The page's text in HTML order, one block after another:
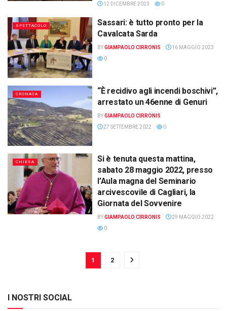
12 DICEMBRE 2023
0
SPETTACOLO
Sassari: è tutto pronto per la
Cavalcata Sarda
BYGIAMPAOLO CIRRONIS
16 MAGGIO 2023
0
CRONACA
“È recidivo agli incendi boschivi”,
arrestato un 46enne di Genuri
BYGIAMPAOLO CIRRONIS
27 SETTEMBRE 2022
0
CHIESA
Si è tenuta questa mattina,
sabato 28 maggio 2022, presso
l’Aula magna del Seminario
arcivescovile di Cagliari, la
Giornata del Sovvenire
BYGIAMPAOLO CIRRONIS
29 MAGGIO 2022
0
1 2
I NOSTRI SOCIAL